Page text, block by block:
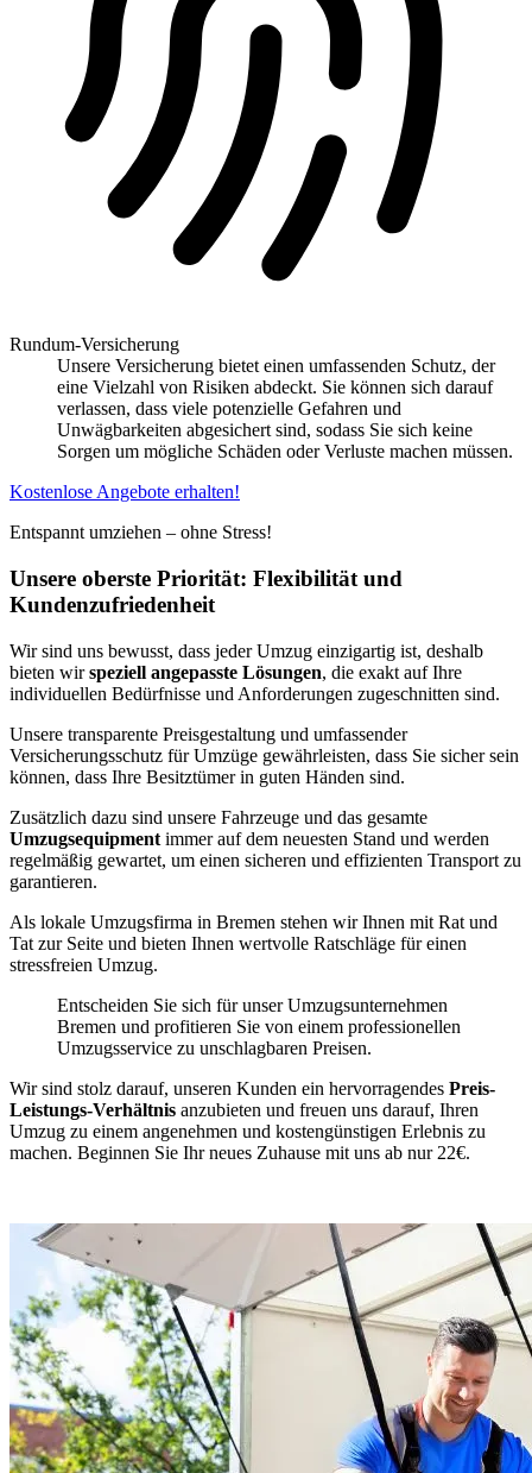
Rundum-Versicherung
Unsere Versicherung bietet einen umfassenden Schutz, der
eine Vielzahl von Risiken abdeckt. Sie können sich darauf
verlassen, dass viele potenzielle Gefahren und
Unwägbarkeiten abgesichert sind, sodass Sie sich keine
Sorgen um mögliche Schäden oder Verluste machen müssen.
Kostenlose Angebote erhalten!
Entspannt umziehen – ohne Stress!
Unsere oberste Priorität: Flexibilität und
Kundenzufriedenheit
Wir sind uns bewusst, dass jeder Umzug einzigartig ist, deshalb
bieten wirspeziell angepasste Lösungen, die exakt auf Ihre
individuellen Bedürfnisse und Anforderungen zugeschnitten sind.
Unsere transparente Preisgestaltung und umfassender
Versicherungsschutz für Umzüge gewährleisten, dass Sie sicher sein
können, dass Ihre Besitztümer in guten Händen sind.
Zusätzlich dazu sind unsere Fahrzeuge und das gesamte
Umzugsequipment immer auf dem neuesten Stand und werden
regelmäßig gewartet, um einen sicheren und effizienten Transport zu
garantieren.
Als lokale Umzugsfirma in Bremen stehen wir Ihnen mit Rat und
Tat zur Seite und bieten Ihnen wertvolle Ratschläge für einen
stressfreien Umzug.
Entscheiden Sie sich für unser Umzugsunternehmen
Bremen und profitieren Sie von einem professionellen
Umzugsservice zu unschlagbaren Preisen.
Wir sind stolz darauf, unseren Kunden ein hervorragendes Preis-
Leistungs-Verhältnis anzubieten und freuen uns darauf, Ihren
Umzug zu einem angenehmen und kostengünstigen Erlebnis zu
machen. Beginnen Sie Ihr neues Zuhause mit uns ab nur 22€.